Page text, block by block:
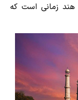
هند زمانی است که